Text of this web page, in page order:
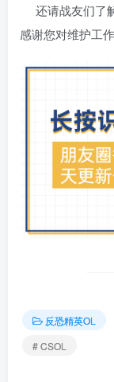
还请战友们了
感谢您对维护工
反恐精英OL
# CSOL